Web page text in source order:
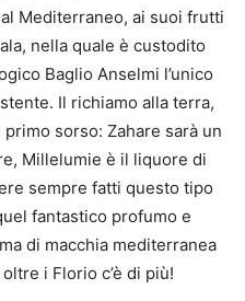
Mediterraneo, ai suoi frutti
nella quale è custodito
Baglio Anselmi l’unico
Il richiamo alla terra,
sorso: Zahare sarà un
Millelumie è il liquore di
sempre fatti questo tipo
fantastico profumo e
di macchia mediterranea
i Florio c’è di più!